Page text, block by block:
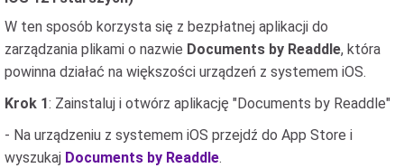
W ten sposób korzysta się z bezpłatnej aplikacji do
zarządzania plikami o nazwie Documents by Readdle, która
powinna działać na większości urządzeń z systemem iOS.
Krok 1: Zainstaluj i otwórz aplikację "Documents by Readdle"
- Na urządzeniu z systemem iOS przejdź do App Store i
wyszukaj Documents by Readdle.